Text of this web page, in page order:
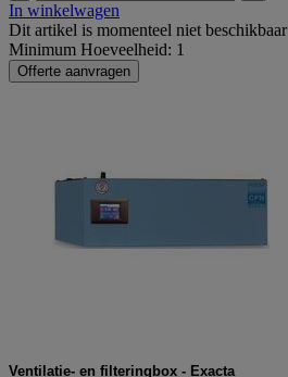
In winkelwagen
Dit artikel is momenteel niet beschikbaar
Minimum Hoeveelheid: 1
Offerte aanvragen
Ventilatie- en filteringbox - Exacta